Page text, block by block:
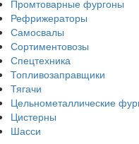
Промтоварные фургоны
Рефрижераторы
Самосвалы
Сортиментовозы
Спецтехника
Топливозаправщики
Тягачи
Цельнометаллические
Цистерны
Шасси